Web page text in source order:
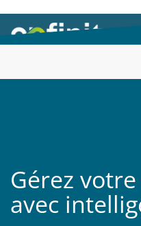
Gérez
avec